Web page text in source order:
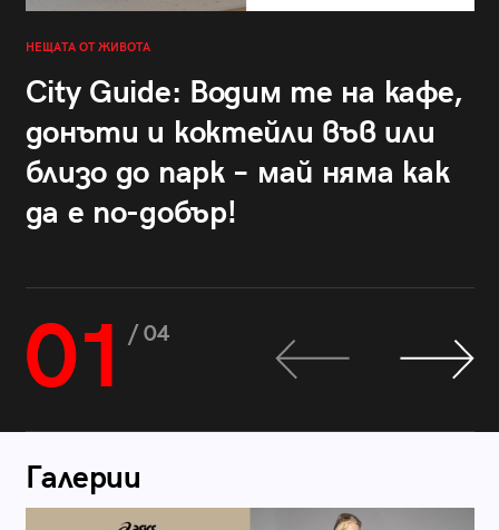
НЕЩАТА ОТ ЖИВОТА
City Guide: Водим те на кафе,
донъти и коктейли във или
близо до парк – май няма как
да е по-добър!
01 / 04
Галерии